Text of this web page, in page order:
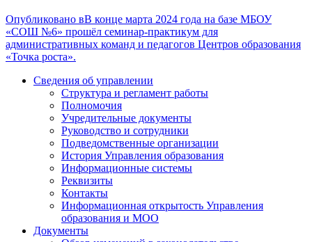
Опубликовано вВ конце марта 2024 года на базе МБОУ
«СОШ №6» прошёл семинар-практикум для
административных команд и педагогов Центров образования
«Точка роста».
Сведения об управлении
Структура и регламент работы
Полномочия
Учредительные документы
Руководство и сотрудники
Подведомственные организации
История Управления образования
Информационные системы
Реквизиты
Контакты
Информационная открытость Управления
образования и МОО
Документы